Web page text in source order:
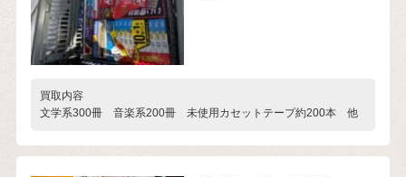
買取内容
文学系300冊 音楽系200冊 未使用カセットテープ約200本 他